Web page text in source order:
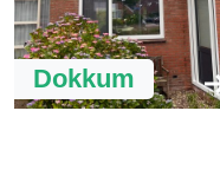
Dokkum